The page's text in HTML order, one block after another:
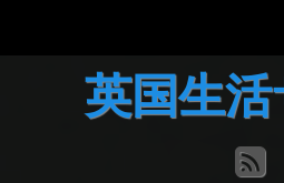
英国の文化について
英国生活